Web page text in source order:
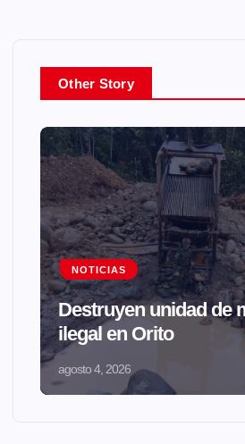
Other Story
NOTICIAS
Destruyen unidad de
ilegal en Orito
agosto 4, 2026